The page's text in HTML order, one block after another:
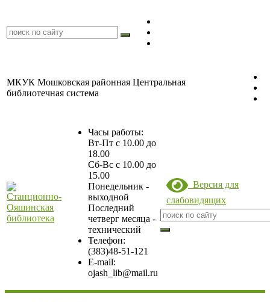
МКУК Мошковская районная Центральная
библиотечная система
Часы работы:
Вт-Пт с 10.00 до
18.00
Сб-Вс с 10.00 до
15.00
Понедельник -
выходной
Последний
четверг месяца -
технический
Телефон:
(383)48-51-121
E-mail:
ojash_lib@mail.ru
Версия для
слабовидящих